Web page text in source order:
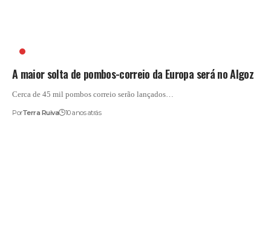
A maior solta de pombos-correio da Europa será no Algoz
Cerca de 45 mil pombos correio serão lançados…
PorTerra Ruiva 10 anos atrás